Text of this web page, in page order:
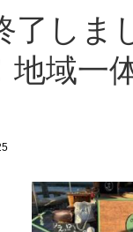
した！兵庫五国移住
した！日生ニュー
了しま
域一
6